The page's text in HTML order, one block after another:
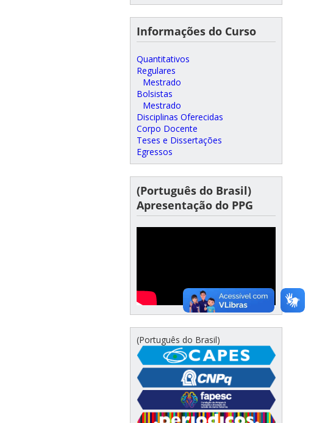
Informações do Curso
Quantitativos
Regulares
Mestrado
Bolsistas
Mestrado
Disciplinas Oferecidas
Corpo Docente
Teses e Dissertações
Egressos
(Português do Brasil)
Apresentação do PPG
(Português do Brasil)